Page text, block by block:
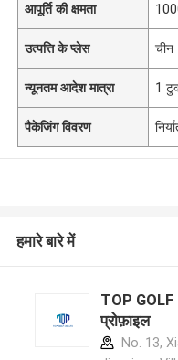
आपूर्ति की क्षमता
उत्पत्ति के प्लेस चीन
न्यूनतम आदेश मात्रा 1
पैकेजिंग विवरण
हमारे बारे में
TOP GOLF
प्रोफ़ाइल
No. 13,